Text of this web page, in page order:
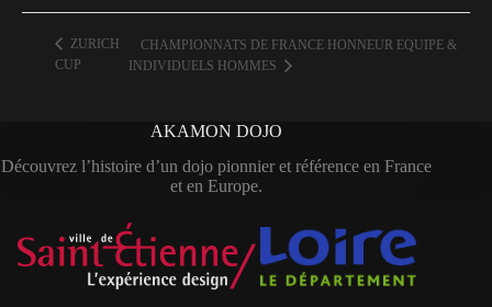
ZURICH
CUP
CHAMPIONNATS DE FRANCE HONNEUR EQUIPE &
INDIVIDUELS HOMMES
AKAMON DOJO
Découvrez l’histoire d’un dojo pionnier et référence en France
et en Europe.